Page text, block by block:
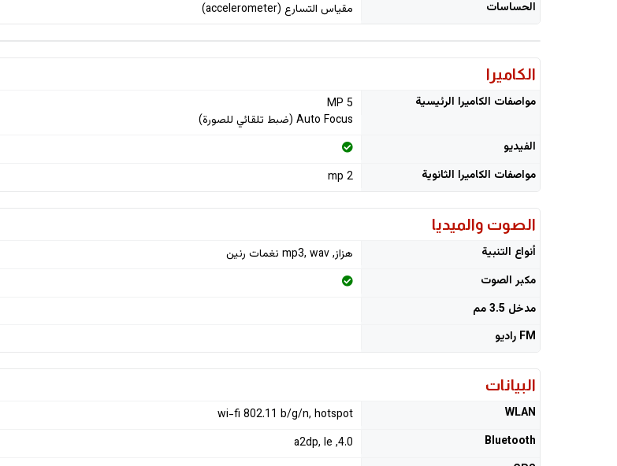
الحساسات
مقياس التسارع (accelerometer)
الكاميرا
مواصفات الكاميرا الرئيسية
5 MP
Auto Focus (ضبط تلقائي للصورة)
الفيديو
مواصفات الكاميرا الثانوية
2 mp
الصوت والميديا
أنواع التنبية
هزاز, mp3, wav نغمات رنين
مكبر الصوت
مدخل 3.5 مم
FM راديو
البيانات
WLAN
wi-fi 802.11 b/g/n, hotspot
Bluetooth
4.0, a2dp, le